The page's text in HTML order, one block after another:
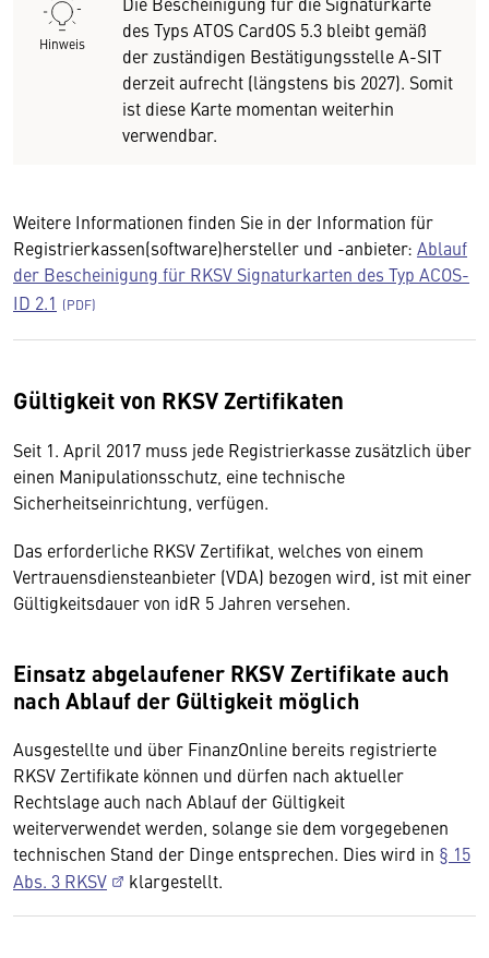
Hinweis
des Typs ATOS CardOS 5.3 bleibt gemäß
der zuständigen Bestätigungsstelle A-SIT
derzeit aufrecht (längstens bis 2027). Somit
ist diese Karte momentan weiterhin
verwendbar.
Weitere Informationen finden Sie in der Information für
Registrierkassen(software)hersteller und -anbieter: Ablauf
der Bescheinigung für RKSV Signaturkarten des Typ ACOS-
ID 2.1
Gültigkeit von RKSV Zertifikaten
Seit 1. April 2017 muss jede Registrierkasse zusätzlich über
einen Manipulationsschutz, eine technische
Sicherheitseinrichtung, verfügen.
Das erforderliche RKSV Zertifikat, welches von einem
Vertrauensdiensteanbieter (VDA) bezogen wird, ist mit einer
Gültigkeitsdauer von idR 5 Jahren versehen.
Einsatz abgelaufener RKSV Zertifikate auch
nach Ablauf der Gültigkeit möglich
Ausgestellte und über FinanzOnline bereits registrierte
RKSV Zertifikate können und dürfen nach aktueller
Rechtslage auch nach Ablauf der Gültigkeit
weiterverwendet werden, solange sie dem vorgegebenen
technischen Stand der Dinge entsprechen. Dies wird in § 15
Abs. 3 RKSV
klargestellt.